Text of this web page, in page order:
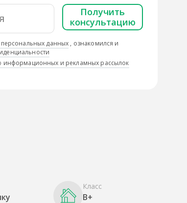
Получить
консультацию
данных , ознакомился и
информационных и рекламных рассылок
Класс
B+